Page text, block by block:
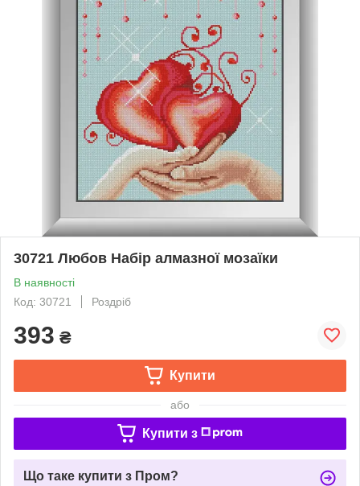
30721 Любов Набір алмазної мозаїки
В наявності
Код: 30721
Роздріб
393 ₴
Купити
або
Купити з
Що таке купити з Пром?